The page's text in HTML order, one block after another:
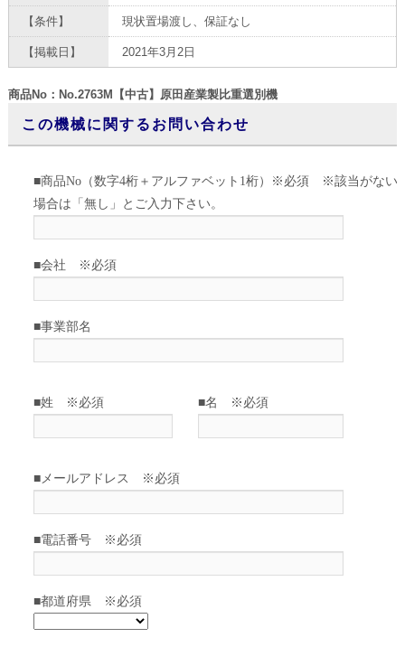
【条件】 現状置場渡し、保証なし
【掲載日】 2021年3月2日
商品No：No.2763M【中古】原田産業製比重選別機
この機械に関するお問い合わせ